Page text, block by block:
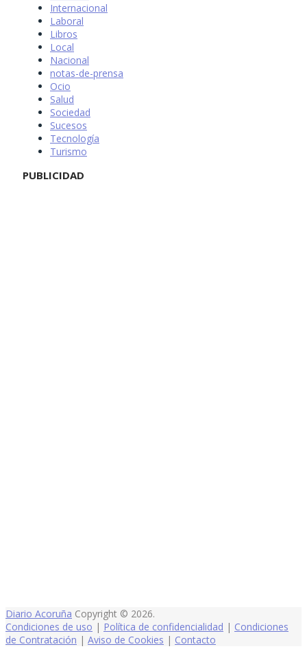
Internacional
Laboral
Libros
Local
Nacional
notas-de-prensa
Ocio
Salud
Sociedad
Sucesos
Tecnología
Turismo
PUBLICIDAD
Diario Acoruña Copyright © 2026.
Condiciones de uso | Política de confidencialidad | Condiciones
de Contratación | Aviso de Cookies | Contacto